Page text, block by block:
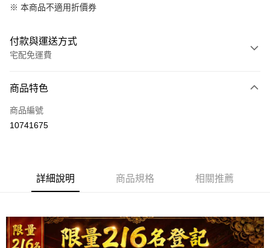
※ 本商品不適用折價券
付款與運送方式
宅配免運費
信用卡一次付款
信用卡分期付款
上海商業儲蓄銀行
台北富邦商業銀行
國泰世華商業銀行
匯豐（台灣）商業銀行
華泰商業銀行
聯邦商業銀行
遠東國際商業銀行
元大商業銀行
永豐商業銀行
合作金庫商業銀行
第一商業銀行
臺灣中小企業銀行
匯豐（台灣）商業銀行
華泰商業銀行
LINE Pay
街口支付
悠遊付
商品特色
商品編號
10741675
詳細說明 商品規格 相關推薦